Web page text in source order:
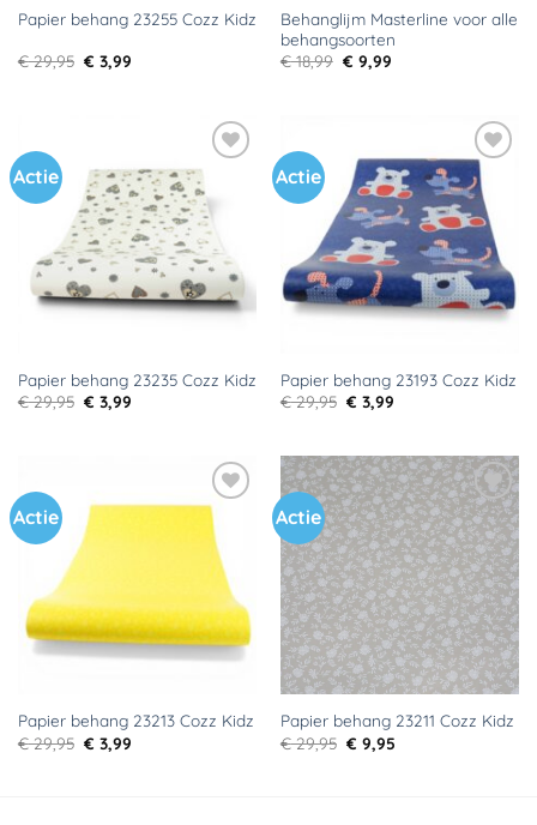
Papier behang 23255 Cozz Kidz
€29,95 Oorspronkelijke
prijs
€ 3,99Huidige
Behanglijm Masterline voor alle
behangsoorten
€18,99 Oorspronkelijke
prijs
€ 9,99Huidige
Actie
Toevoegen
aan
verlanglijst
Papier behang 23235 Cozz Kidz
€29,95 Oorspronkelijke
prijs
€ 3,99Huidige
Actie
Toevoegen
aan
verlanglijst
Papier behang 23193 Cozz Kidz
€29,95 Oorspronkelijke
prijs
€ 3,99Huidige
Actie
Toevoegen
aan
verlanglijst
Papier behang 23213 Cozz Kidz
€29,95 Oorspronkelijke
prijs
€ 3,99Huidige
Actie
Toevoegen
aan
verlanglijst
Papier behang 23211 Cozz Kidz
€29,95 Oorspronkelijke
prijs
€ 9,95Huidige